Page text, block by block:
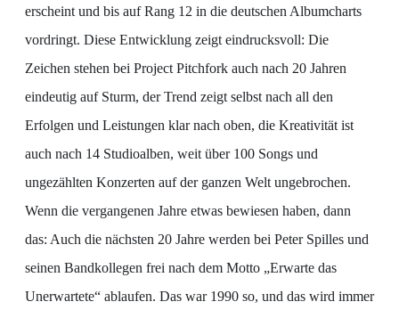
erscheint und bis auf Rang 12 in die deutschen Albumcharts
vordringt. Diese Entwicklung zeigt eindrucksvoll: Die
Zeichen stehen bei Project Pitchfork auch nach 20 Jahren
eindeutig auf Sturm, der Trend zeigt selbst nach all den
Erfolgen und Leistungen klar nach oben, die Kreativität ist
auch nach 14 Studioalben, weit über 100 Songs und
ungezählten Konzerten auf der ganzen Welt ungebrochen.
Wenn die vergangenen Jahre etwas bewiesen haben, dann
das: Auch die nächsten 20 Jahre werden bei Peter Spilles und
seinen Bandkollegen frei nach dem Motto „Erwarte das
Unerwartete“ ablaufen. Das war 1990 so, und das wird immer